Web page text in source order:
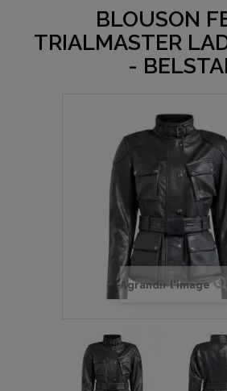
BLOUSON
TRIALMASTER
-
Agrandir l'image